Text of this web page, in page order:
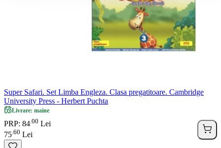
Super Safari. Set Limba Engleza. Clasa pregatitoare. Cambridge
University Press - Herbert Puchta
Livrare: maine
PRP: 84 00 Lei
75 60 Lei